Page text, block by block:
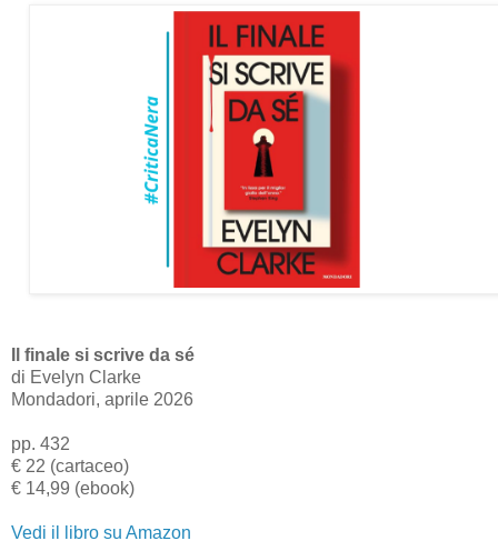
Il finale si scrive da sé
di Evelyn Clarke
Mondadori, aprile 2026
pp. 432
€ 22 (cartaceo)
€ 14,99 (ebook)
Vedi il libro su Amazon